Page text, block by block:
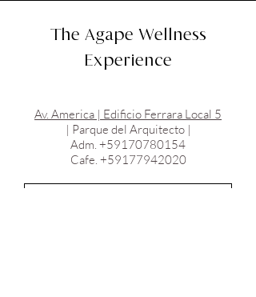
The Agape Wellness
Experience
Av. America | Edificio Ferrara Local 5
| Parque del Arquitecto |
Adm. +59170780154
Cafe. +59177942020